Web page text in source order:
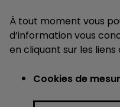
À tout moment vous
d’information vous
en cliquant sur les
Cookies de